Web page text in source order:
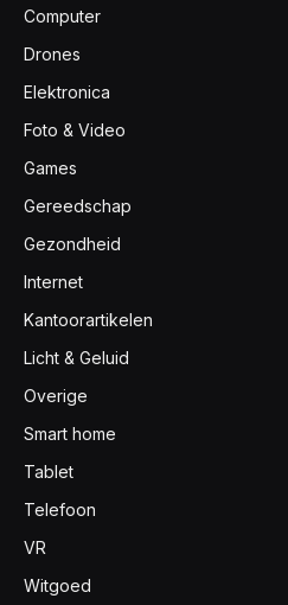
Computer
Drones
Elektronica
Foto & Video
Games
Gereedschap
Gezondheid
Internet
Kantoorartikelen
Licht & Geluid
Overige
Smart home
Tablet
Telefoon
VR
Witgoed